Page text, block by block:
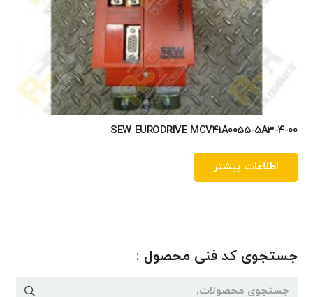
SEW EURODRIVE MCV41A0055-5A3-4-00
اطلاعات بیشتر
جستجوی کد فنی محصول :
جستجو